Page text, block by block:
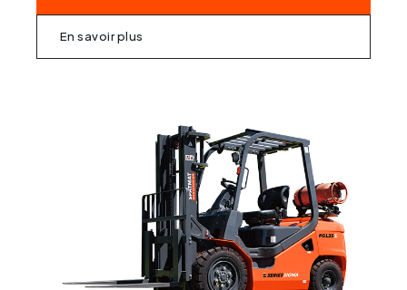
En savoir plus